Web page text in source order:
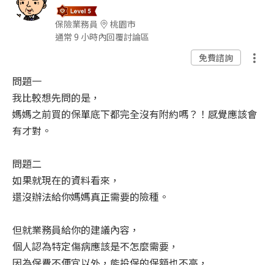
保險業務員
桃園市
通常 9 小時內回覆討論區
免費諮詢
問題一
我比較想先問的是，
媽媽之前買的保單底下都完全沒有附約嗎？！感覺應該會
有才對。
問題二
如果就現在的資料看來，
還沒辦法給你媽媽真正需要的險種。
但就業務員給你的建議內容，
個人認為特定傷病應該是不怎麼需要，